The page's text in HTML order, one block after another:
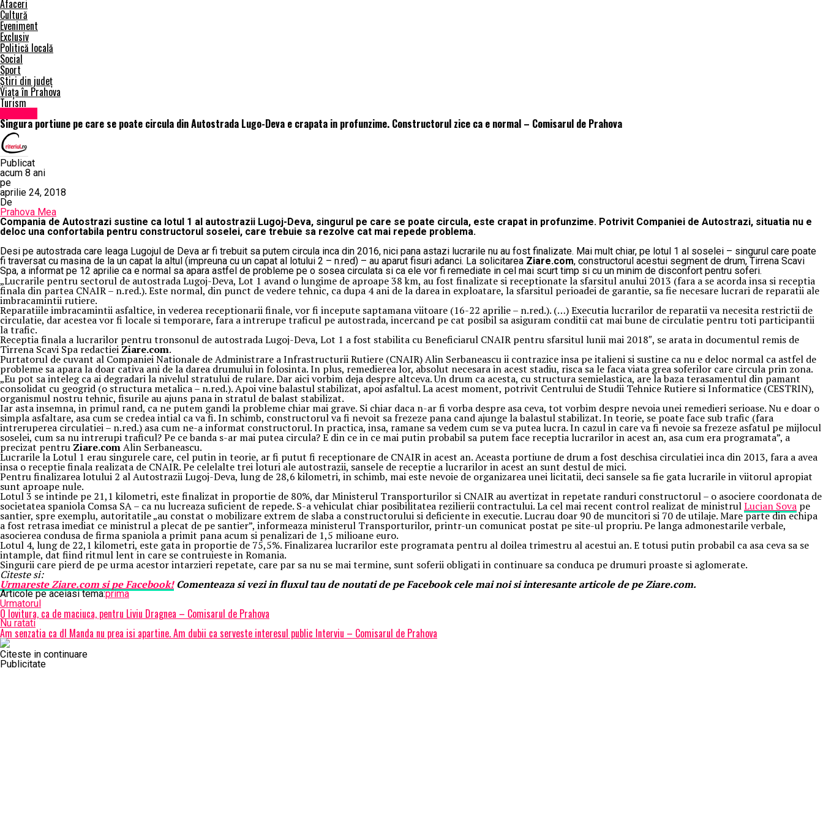
Afaceri
Cultură
Eveniment
Exclusiv
Politică locală
Social
Sport
Știri din județ
Viața în Prahova
Turism
Singura portiune pe care se poate circula din Autostrada Lugo-Deva e crapata in profunzime. Constructorul zice ca e normal – Comisarul de Prahova
Publicat
acum 8 ani
pe
aprilie 24, 2018
De
Prahova Mea
Compania de Autostrazi sustine ca lotul 1 al autostrazii Lugoj-Deva, singurul pe care se poate circula, este crapat in profunzime. Potrivit Companiei de Autostrazi, situatia nu e
deloc una confortabila pentru constructorul soselei, care trebuie sa rezolve cat mai repede problema.
Desi pe autostrada care leaga Lugojul de Deva ar fi trebuit sa putem circula inca din 2016, nici pana astazi lucrarile nu au fost finalizate. Mai mult chiar, pe lotul 1 al soselei – singurul care poate
fi traversat cu masina de la un capat la altul (impreuna cu un capat al lotului 2 – n.red) – au aparut fisuri adanci. La solicitarea Ziare.com, constructorul acestui segment de drum, Tirrena Scavi
Spa, a informat pe 12 aprilie ca e normal sa apara astfel de probleme pe o sosea circulata si ca ele vor fi remediate in cel mai scurt timp si cu un minim de disconfort pentru soferi.
„Lucrarile pentru sectorul de autostrada Lugoj-Deva, Lot 1 avand o lungime de aproape 38 km, au fost finalizate si receptionate la sfarsitul anului 2013 (fara a se acorda insa si receptia
finala din partea CNAIR – n.red.). Este normal, din punct de vedere tehnic, ca dupa 4 ani de la darea in exploatare, la sfarsitul perioadei de garantie, sa fie necesare lucrari de reparatii ale
imbracamintii rutiere.
Reparatiile imbracamintii asfaltice, in vederea receptionarii finale, vor fi incepute saptamana viitoare (16-22 aprilie – n.red.). (…) Executia lucrarilor de reparatii va necesita restrictii de
circulatie, dar acestea vor fi locale si temporare, fara a intrerupe traficul pe autostrada, incercand pe cat posibil sa asiguram conditii cat mai bune de circulatie pentru toti participantii
la trafic.
Receptia finala a lucrarilor pentru tronsonul de autostrada Lugoj-Deva, Lot 1 a fost stabilita cu Beneficiarul CNAIR pentru sfarsitul lunii mai 2018″, se arata in documentul remis de
Tirrena Scavi Spa redactieiZiare.com.
Purtatorul de cuvant al Companiei Nationale de Administrare a Infrastructurii Rutiere (CNAIR) Alin Serbaneascu ii contrazice insa pe italieni si sustine ca nu e deloc normal ca astfel de
probleme sa apara la doar cativa ani de la darea drumului in folosinta. In plus, remedierea lor, absolut necesara in acest stadiu, risca sa le faca viata grea soferilor care circula prin zona.
„Eu pot sa inteleg ca ai degradari la nivelul stratului de rulare. Dar aici vorbim deja despre altceva. Un drum ca acesta, cu structura semielastica, are la baza terasamentul din pamant
consolidat cu geogrid (o structura metalica – n.red.). Apoi vine balastul stabilizat, apoi asfaltul. La acest moment, potrivit Centrului de Studii Tehnice Rutiere si Informatice (CESTRIN),
organismul nostru tehnic, fisurile au ajuns pana in stratul de balast stabilizat.
Iar asta insemna, in primul rand, ca ne putem gandi la probleme chiar mai grave. Si chiar daca n-ar fi vorba despre asa ceva, tot vorbim despre nevoia unei remedieri serioase. Nu e doar o
simpla asfaltare, asa cum se credea intial ca va fi. In schimb, constructorul va fi nevoit sa frezeze pana cand ajunge la balastul stabilizat. In teorie, se poate face sub trafic (fara
intreruperea circulatiei – n.red.) asa cum ne-a informat constructorul. In practica, insa, ramane sa vedem cum se va putea lucra. In cazul in care va fi nevoie sa frezeze asfatul pe mijlocul
soselei, cum sa nu intrerupi traficul? Pe ce banda s-ar mai putea circula? E din ce in ce mai putin probabil sa putem face receptia lucrarilor in acest an, asa cum era programata”, a
precizat pentru Ziare.comAlin Serbaneascu.
Lucrarile la Lotul 1 erau singurele care, cel putin in teorie, ar fi putut fi receptionare de CNAIR in acest an. Aceasta portiune de drum a fost deschisa circulatiei inca din 2013, fara a avea
insa o receptie finala realizata de CNAIR. Pe celelalte trei loturi ale autostrazii, sansele de receptie a lucrarilor in acest an sunt destul de mici.
Pentru finalizarea lotului 2 al Autostrazii Lugoj-Deva, lung de 28,6 kilometri, in schimb, mai este nevoie de organizarea unei licitatii, deci sansele sa fie gata lucrarile in viitorul apropiat
sunt aproape nule.
Lotul 3 se intinde pe 21,1 kilometri, este finalizat in proportie de 80%, dar Ministerul Transporturilor si CNAIR au avertizat in repetate randuri constructorul – o asociere coordonata de
societatea spaniola Comsa SA – ca nu lucreaza suficient de repede. S-a vehiculat chiar posibilitatea rezilierii contractului. La cel mai recent control realizat de ministrulLucian Sova pe
santier, spre exemplu, autoritatile „au constat o mobilizare extrem de slaba a constructorului si deficiente in executie. Lucrau doar 90 de muncitori si 70 de utilaje. Mare parte din echipa
a fost retrasa imediat ce ministrul a plecat de pe santier”, informeaza ministerul Transporturilor, printr-un comunicat postat pe site-ul propriu. Pe langa admonestarile verbale,
asocierea condusa de firma spaniola a primit pana acum si penalizari de 1,5 milioane euro.
Lotul 4, lung de 22,1 kilometri, este gata in proportie de 75,5%. Finalizarea lucrarilor este programata pentru al doilea trimestru al acestui an. E totusi putin probabil ca asa ceva sa se
intample, dat fiind ritmul lent in care se contruieste in Romania.
Singurii care pierd de pe urma acestor intarzieri repetate, care par sa nu se mai termine, sunt soferii obligati in continuare sa conduca pe drumuri proaste si aglomerate.
Citeste si:
UrmaresteZiare.comsi pe Facebook!Comenteaza si vezi in fluxul tau de noutati de pe Facebook cele mai noi si interesante articole de pe Ziare.com.
Articole pe aceiasi tema:prima
Urmatorul
O lovitura, ca de maciuca, pentru Liviu Dragnea – Comisarul de Prahova
Nu ratati
Am senzatia ca dl Manda nu prea isi apartine. Am dubii ca serveste interesul public Interviu – Comisarul de Prahova
Citeste in continuare
Publicitate